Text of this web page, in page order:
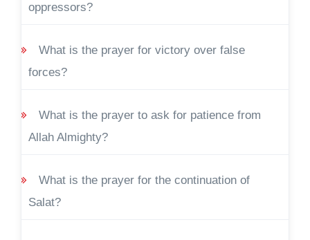
oppressors?
What is the prayer for victory over false
forces?
What is the prayer to ask for patience from
Allah Almighty?
What is the prayer for the continuation of
Salat?